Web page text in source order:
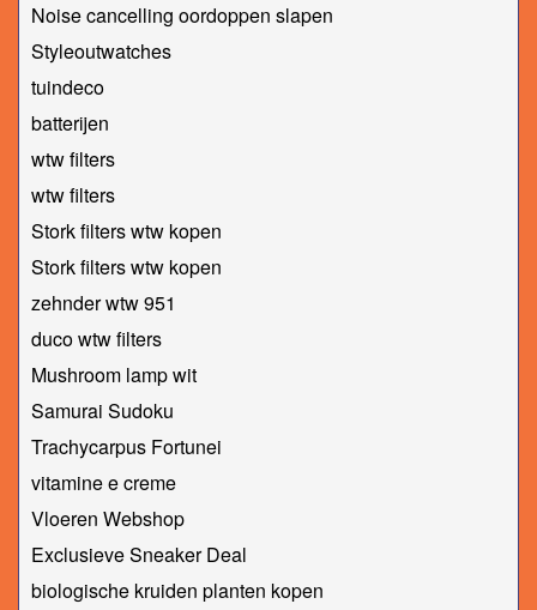
Noise cancelling oordoppen slapen
Styleoutwatches
tuindeco
batterijen
wtw filters
wtw filters
Stork filters wtw kopen
Stork filters wtw kopen
zehnder wtw 951
duco wtw filters
Mushroom lamp wit
Samurai Sudoku
Trachycarpus Fortunei
vitamine e creme
Vloeren Webshop
Exclusieve Sneaker Deal
biologische kruiden planten kopen